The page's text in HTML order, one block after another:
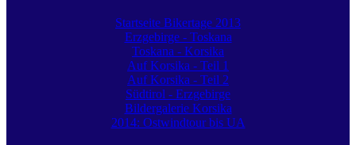
Startseite Bikertage 2013
Erzgebirge - Toskana
Toskana - Korsika
Auf Korsika - Teil 1
Auf Korsika - Teil 2
Südtirol - Erzgebirge
Bildergalerie Korsika
2014: Ostwindtour bis UA